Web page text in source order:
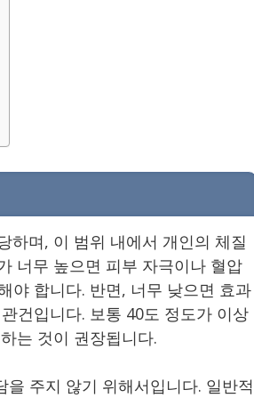
하며, 이 범위 내에서 개인의 체질
너무 높으면 피부 자극이나 혈압
야 합니다. 반면, 너무 낮으면 효과
건입니다. 보통 40도 정도가 이상
는 것이 권장됩니다.
주지 않기 위해서입니다. 일반적